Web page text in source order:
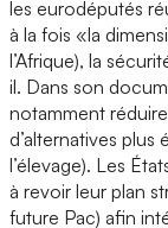
les eurodéputés
à la fois «la
l’Afrique), la
il. Dans son
notamment
d’alternatives plus
l’élevage). Les
à revoir leur plan
future Pac) afin